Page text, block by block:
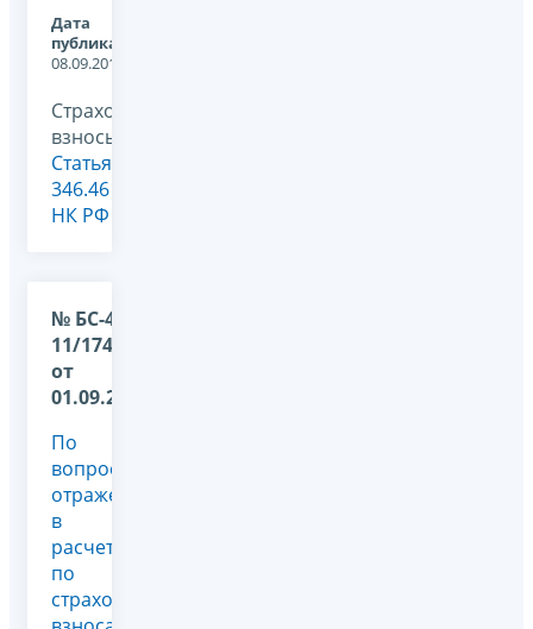
Дата
публикации:
08.09.2017
Страховые
взносы,
Статья
346.46
НК РФ
№ БС-4-
11/17464@
от
01.09.2017
По
вопросу
отражения
в
расчете
по
страховым